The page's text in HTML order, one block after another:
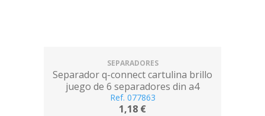
SEPARADORES
Separador q-connect cartulina brillo
juego de 6 separadores din a4
multitaladro
Ref. 077863
1,18 €